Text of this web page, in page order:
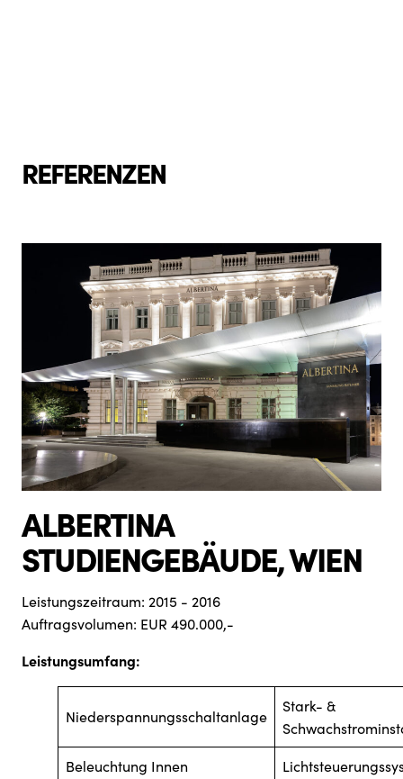
REFERENZEN
ALBERTINA
STUDIENGEBÄUDE, WIEN
Leistungszeitraum: 2015 - 2016
Auftragsvolumen: EUR 490.000,-
Leistungsumfang:
Niederspannungsschaltanlage
Stark- &
Beleuchtung Innen